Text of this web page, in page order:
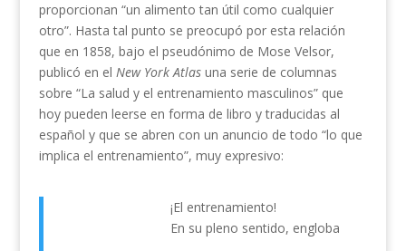
proporcionan “un alimento tan útil como cualquier
otro”. Hasta tal punto se preocupó por esta relación
que en 1858, bajo el pseudónimo de Mose Velsor,
publicó en el New York Atlasuna serie de columnas
sobre “La salud y el entrenamiento masculinos” que
hoy pueden leerse en forma de libro y traducidas al
español y que se abren con un anuncio de todo “lo que
implica el entrenamiento”, muy expresivo:
¡El entrenamiento!
En su pleno sentido, engloba